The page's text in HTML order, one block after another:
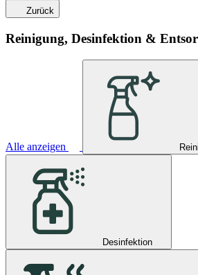
Zurück
Reinigung, Desinfektion &
Alle anzeigen
Desinfektion